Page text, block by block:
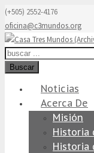
(+505) 2552-4176
oficina@c3mundos.org
Buscar
Noticias
Acerca De
Misión
Historia
Historia